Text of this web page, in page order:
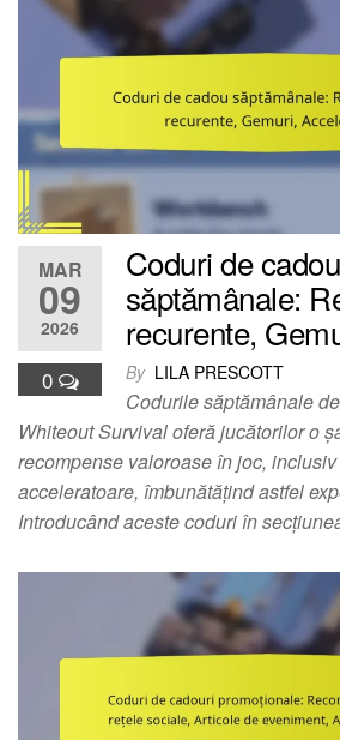
MAR
09
2026
0
Coduri de cadou
săptămânale:
recurente,
By LILA PRESCOTT
Codurile săptămânale
Whiteout Survival oferă jucătorilor o
recompense valoroase în joc,
acceleratoare, îmbunătățind astfel
Introducând aceste coduri în